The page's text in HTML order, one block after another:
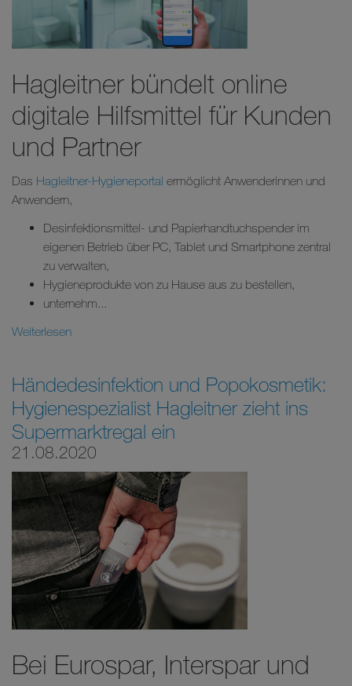
Hagleitner bündelt online
digitale Hilfsmittel für Kunden
und Partner
Das Hagleitner-Hygieneportal ermöglicht Anwenderinnen und
Anwendern,
Desinfektionsmittel- und Papierhandtuchspender im
eigenen Betrieb über PC, Tablet und Smartphone zentral
zu verwalten,
Hygieneprodukte von zu Hause aus zu bestellen,
unternehm...
Weiterlesen
Händedesinfektion und Popokosmetik:
Hygienespezialist Hagleitner zieht ins
Supermarktregal ein
21.08.2020
Bei Eurospar, Interspar und